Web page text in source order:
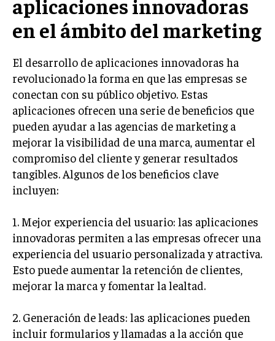
GESTIÓN DE MARCA
INVESTIGACIÓN DE MERCADO
ANÁLISIS DE COMPETENCIA
GESTIÓN DE CLIENTES
EMPRENDIMIENTO
INNOVACIÓN EMPRESARIAL
GESTIÓN DEL CAMBIO
HABILIDADES DIRECTIVAS
PLANIFICACIÓN EMPRESARIAL
FINANZAS
FINANZAS Y CONTABILIDAD
INVERSIONES Y MERCADOS FINANCIEROS
aplicaciones innovadoras
en el ámbito del marketing
El desarrollo de aplicaciones innovadoras ha
revolucionado la forma en que las empresas se
conectan con su público objetivo. Estas
aplicaciones ofrecen una serie de beneficios que
pueden ayudar a las agencias de marketing a
mejorar la visibilidad de una marca, aumentar el
compromiso del cliente y generar resultados
tangibles. Algunos de los beneficios clave
incluyen:
1. Mejor experiencia del usuario: las aplicaciones
innovadoras permiten a las empresas ofrecer una
experiencia del usuario personalizada y atractiva.
Esto puede aumentar la retención de clientes,
mejorar la marca y fomentar la lealtad.
2. Generación de leads: las aplicaciones pueden
incluir formularios y llamadas a la acción que